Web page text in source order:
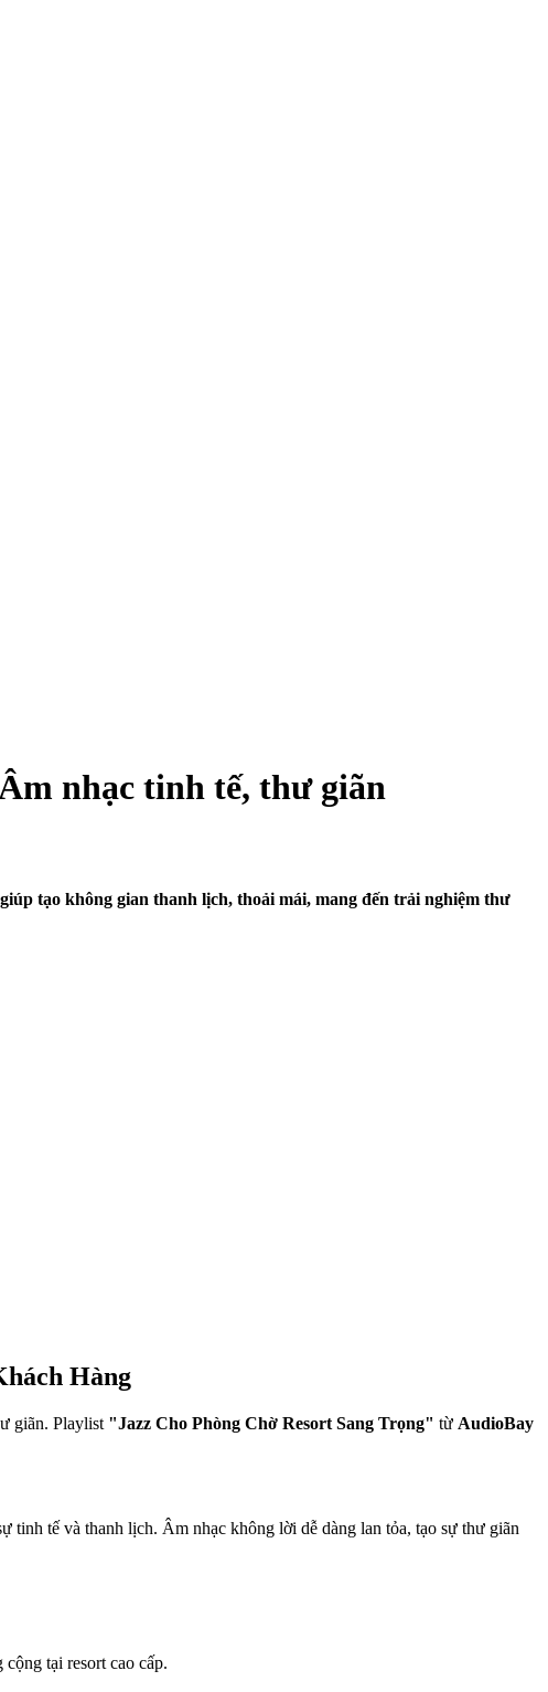
nhạc tinh tế, thư giãn
tạo không gian thanh lịch, thoải mái, mang đến trải nghiệm thư
Hàng
giãn. Playlist "Jazz Cho Phòng Chờ Resort Sang Trọng" từ AudioBay
tinh tế và thanh lịch. Âm nhạc không lời dễ dàng lan tỏa, tạo sự thư giãn
tại resort cao cấp.